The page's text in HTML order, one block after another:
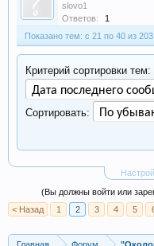
slovo1
Ответов:
1
Показано тем: с 21 по 40 из 203.
Критерий сортировки тем:
Сортировать:
(Вы должны войти или
< Назад
1 2 3 4 5